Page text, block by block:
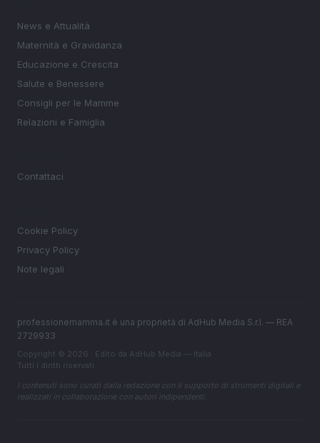
News e Attualità
Maternità e Gravidanza
Educazione e Crescita
Salute e Benessere
Consigli per le Mamme
Relazioni e Famiglia
Contattaci
Cookie Policy
Privacy Policy
Note legali
professionemamma.it è una proprietà di AdHub Media S.r.l. — REA
2729933
Copyright © 2026 · Edito da AdHub Media — Italia
Tutti i diritti riservati
I contenuti sono curati dalla redazione con il supporto di strumenti digitali e
realizzati in collaborazione con autori indipendenti.